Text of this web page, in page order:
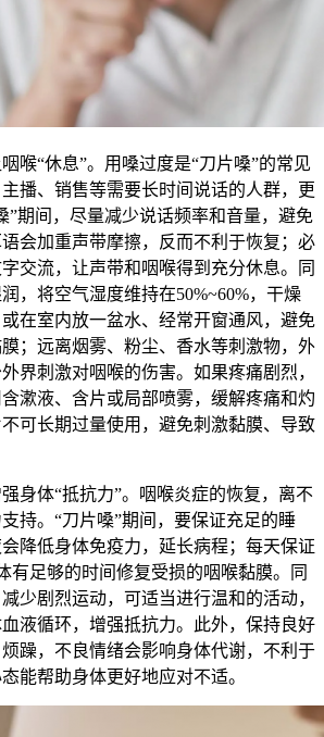
喉“休息”。用嗓过度是“刀片嗓”的常见
播、销售等需要长时间说话的人群，更
”期间，尽量减少说话频率和音量，避免
会加重声带摩擦，反而不利于恢复；必
交流，让声带和咽喉得到充分休息。同
，将空气湿度维持在50%~60%，干燥
在室内放一盆水、经常开窗通风，避免
；远离烟雾、粉尘、香水等刺激物，外
界刺激对咽喉的伤害。如果疼痛剧烈，
漱液、含片或局部喷雾，缓解疼痛和灼
可长期过量使用，避免刺激黏膜、导致
身体“抵抗力”。咽喉炎症的恢复，离不
持。“刀片嗓”期间，要保证充足的睡
降低身体免疫力，延长病程；每天保证
有足够的时间修复受损的咽喉黏膜。同
少剧烈运动，可适当进行温和的活动，
液循环，增强抵抗力。此外，保持良好
躁，不良情绪会影响身体代谢，不利于
能帮助身体更好地应对不适。